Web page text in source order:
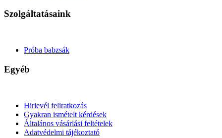
Szolgáltatásaink
Próba babzsák
Egyéb
Hirlevél feliratkozás
Gyakran ismételt kérdések
Általános vásárlási feltételek
Adatvédelmi tájékoztató